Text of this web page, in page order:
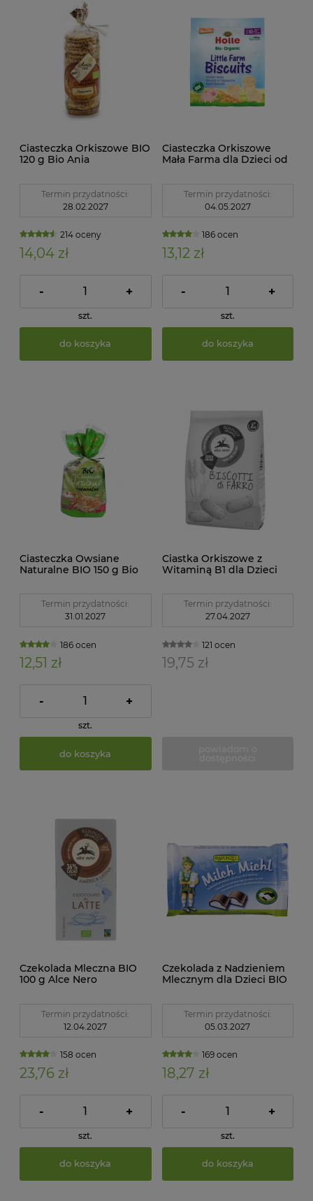
Ciasteczka Orkiszowe BIO
120 g Bio Ania
Termin przydatności:
28.02.2027
214 oceny
14,04 zł
- +
szt.
do koszyka
Ciasteczka Orkiszowe
Mała Farma dla Dzieci od
Termin przydatności:
04.05.2027
186 ocen
13,12 zł
- +
szt.
do koszyka
Ciasteczka Owsiane
Naturalne BIO 150 g Bio
Termin przydatności:
31.01.2027
186 ocen
12,51 zł
- +
szt.
do koszyka
Ciastka Orkiszowe z
Witaminą B1 dla Dzieci
Termin przydatności:
27.04.2027
121 ocen
19,75 zł
Czekolada Mleczna BIO
100 g Alce Nero
Termin przydatności:
12.04.2027
158 ocen
23,76 zł
- +
szt.
do koszyka
Czekolada z Nadzieniem
Mlecznym dla Dzieci BIO
Termin przydatności:
05.03.2027
169 ocen
18,27 zł
- +
szt.
do koszyka